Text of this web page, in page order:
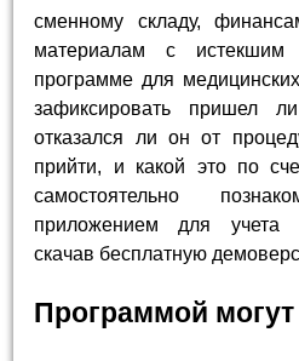
сменному складу,
материалам с истекшим
программе для
зафиксировать пришел
отказался ли он от
прийти, и какой это по
самостоятельно
приложением для учета
скачав бесплатную
Программой могут